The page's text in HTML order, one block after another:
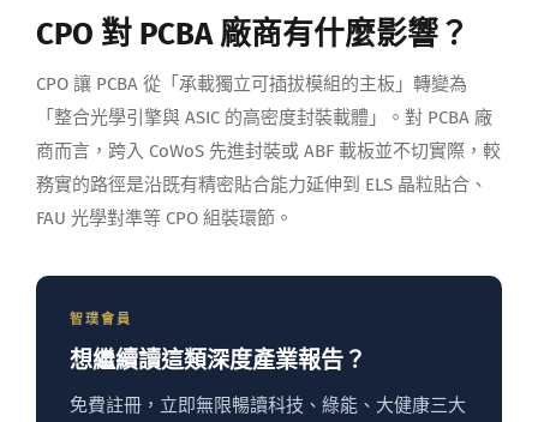
CPO 對 PCBA 廠商有什麼影響？
CPO 讓 PCBA 從「承載獨立可插拔模組的主板」轉變為
「整合光學引擎與 ASIC 的高密度封裝載體」。對 PCBA 廠
商而言，跨入 CoWoS 先進封裝或 ABF 載板並不切實際，較
務實的路徑是沿既有精密貼合能力延伸到 ELS 晶粒貼合、
FAU 光學對準等 CPO 組裝環節。
智璞會員
想繼續讀這類深度產業報告？
免費註冊，立即無限暢讀科技、綠能、大健康三大